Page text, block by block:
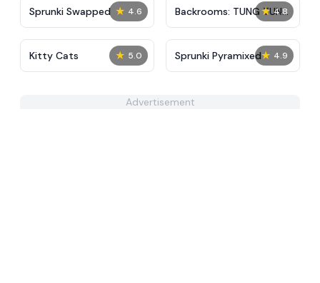
★ 4.6
Sprunki Swapped ★ 4.8
Backrooms: TUNG TUNG
TUNG SAUR
★ 5.0
Kitty Cats ★ 4.9
Sprunki Pyramixed
Advertisement